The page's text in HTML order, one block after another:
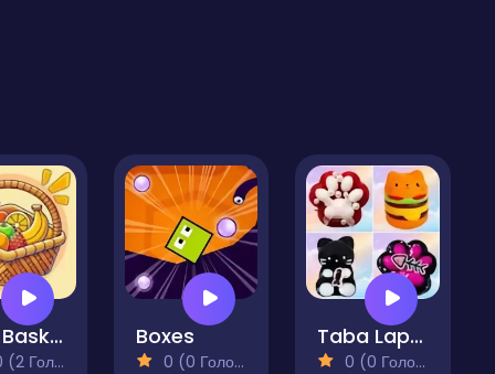
Fruit Basket Brain Puzzle
Голосів)
Boxes
0 (0 Голосів)
Taba Lapka - Sorting
0 (0 Голосів)